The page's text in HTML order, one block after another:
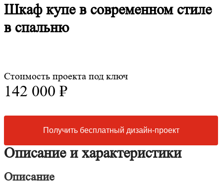
Шкаф купе в современном стиле
в спальню
Стоимость проекта под ключ
142 000 ₽
Получить бесплатный дизайн-проект
Описание и характеристики
Описание